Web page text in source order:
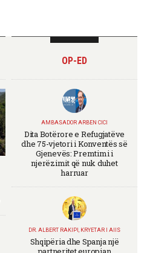
OP-ED
AMBASADOR ARBEN CICI
Dita Botërore e Refugjatëve
dhe 75-vjetori i Konventës së
Gjenevës: Premtimi i
njerëzimit që nuk duhet
harruar
DR. ALBERT RAKIPI, KRYETAR I AIIS
Shqipëria dhe Spanja një